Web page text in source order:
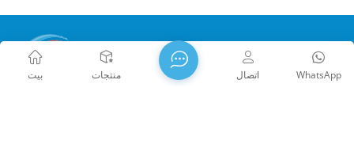
بيت منتجات WhatsApp اتصال